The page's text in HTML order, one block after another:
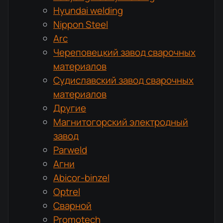
Hyundai welding
Nippon Steel
Arc
Череповецкий завод сварочных
материалов
Судиславский завод сварочных
материалов
Другие
Магнитогорский электродный
завод
Parweld
Агни
Abicor-binzel
Optrel
Сварной
Promotech